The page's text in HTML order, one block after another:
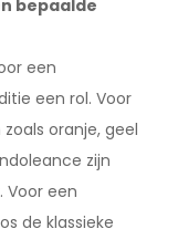
bepaalde
een
een rol. Voor
oranje, geel
zijn
Voor een
de klassieke